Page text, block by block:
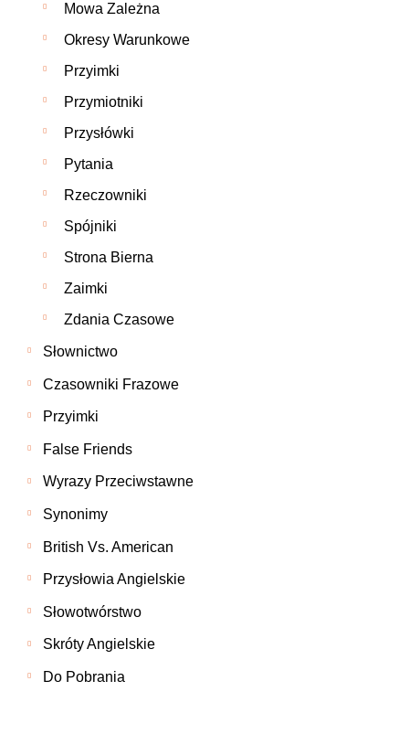
Mowa Zależna
Okresy Warunkowe
Przyimki
Przymiotniki
Przysłówki
Pytania
Rzeczowniki
Spójniki
Strona Bierna
Zaimki
Zdania Czasowe
Słownictwo
Czasowniki Frazowe
Przyimki
False Friends
Wyrazy Przeciwstawne
Synonimy
British Vs. American
Przysłowia Angielskie
Słowotwórstwo
Skróty Angielskie
Do Pobrania